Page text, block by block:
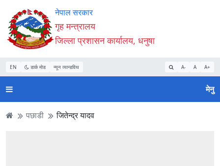
Accessibility
Mode
सुरु
गर्नुहोस्
सामाग्री
पढ्नुहाेस्
नेभिगेसन
पढ्नुहाेस्
वेबसाइट
खोजमा
जानुहोस्
नेपाल सरकार
गृह मन्त्रालय
जिल्ला प्रशासन कार्यालय, धनुषा
EN डार्क मोड न्यून व्यान्डविथ A- A A+
मेनु
पछाडी जितेन्द्र यादव